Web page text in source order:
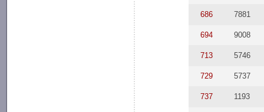
686 7881
694 9008
713 5746
729 5737
737 1193